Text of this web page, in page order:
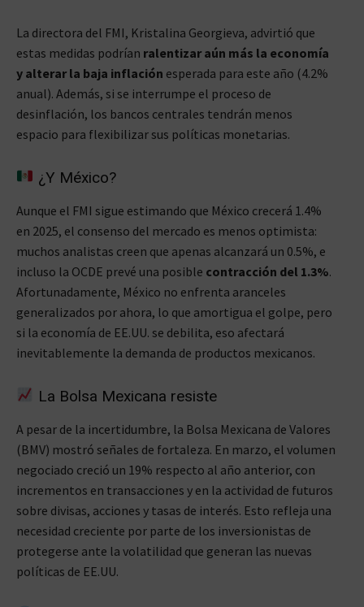
La directora del FMI, Kristalina Georgieva, advirtió que
estas medidas podrían ralentizar aún más la economía
y alterar la baja inflación esperada para este año (4.2%
anual). Además, si se interrumpe el proceso de
desinflación, los bancos centrales tendrán menos
espacio para flexibilizar sus políticas monetarias.
¿Y México?
Aunque el FMI sigue estimando que México crecerá 1.4%
en 2025, el consenso del mercado es menos optimista:
muchos analistas creen que apenas alcanzará un 0.5%, e
incluso la OCDE prevé una posible contracción del 1.3%.
Afortunadamente, México no enfrenta aranceles
generalizados por ahora, lo que amortigua el golpe, pero
si la economía de EE.UU. se debilita, eso afectará
inevitablemente la demanda de productos mexicanos.
La Bolsa Mexicana resiste
A pesar de la incertidumbre, la Bolsa Mexicana de Valores
(BMV) mostró señales de fortaleza. En marzo, el volumen
negociado creció un 19% respecto al año anterior, con
incrementos en transacciones y en la actividad de futuros
sobre divisas, acciones y tasas de interés. Esto refleja una
necesidad creciente por parte de los inversionistas de
protegerse ante la volatilidad que generan las nuevas
políticas de EE.UU.